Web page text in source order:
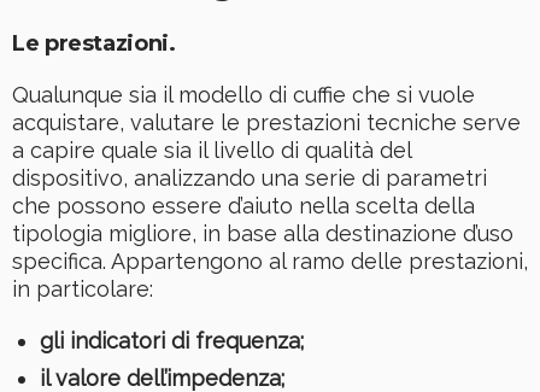
Le prestazioni.
Qualunque sia il modello di cuffie che si vuole
acquistare, valutare le prestazioni tecniche serve
a capire quale sia il livello di qualità del
dispositivo, analizzando una serie di parametri
che possono essere d’aiuto nella scelta della
tipologia migliore, in base alla destinazione d’uso
specifica. Appartengono al ramo delle prestazioni,
in particolare:
gli indicatori di frequenza;
il valore dell’impedenza;